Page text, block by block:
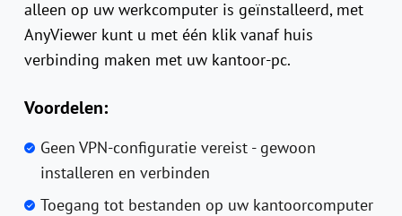
alleen op uw werkcomputer is geïnstalleerd, met
AnyViewer kunt u met één klik vanaf huis
verbinding maken met uw kantoor-pc.
Voordelen:
Geen VPN-configuratie vereist - gewoon
installeren en verbinden
Toegang tot bestanden op uw kantoorcomputer